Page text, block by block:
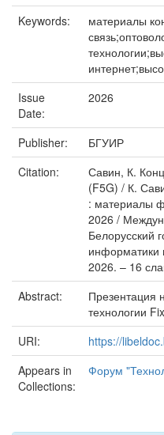
Keywords:
материалы
Issue
Date:
2026
Publisher:
БГУИР
Citation:
Савин, К.
(F5G) / К.
: материалы
2026 /
Белорусский
информатики
2026. – 16
Abstract:
Презентация
технологии
URI:
https://
Appears in
Collections:
Форум